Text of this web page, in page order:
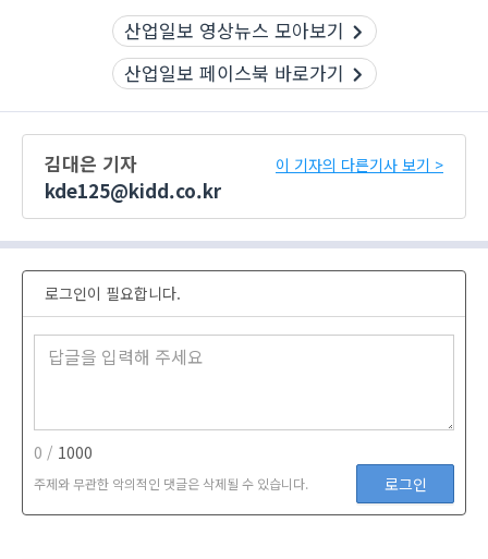
산업일보 영상뉴스 모아보기
산업일보 페이스북 바로가기
김대은 기자
kde125@kidd.co.kr
이 기자의 다른기사 보기 >
로그인이 필요합니다.
0 / 1000
주제와 무관한 악의적인 댓글은 삭제될 수 있습니다. 로그인